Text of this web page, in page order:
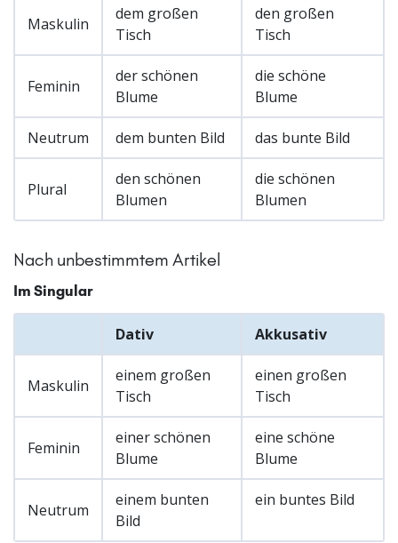
Maskulin
dem großen
Tisch
den großen
Tisch
Feminin
der schönen
Blume
die schöne
Blume
Neutrum dem bunten Bild das bunte Bild
Plural
den schönen
Blumen
die schönen
Blumen
Nach unbestimmtem Artikel
Im Singular
Dativ Akkusativ
Maskulin
einem großen
Tisch
einen großen
Tisch
Feminin
einer schönen
Blume
eine schöne
Blume
Neutrum
einem bunten
Bild
ein buntes Bild